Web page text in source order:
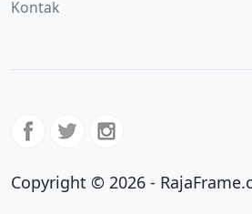
Kontak
Copyright © 2026 -